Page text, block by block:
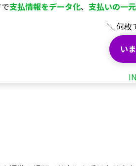
支払情報をデータ化、 支払いの一
＼ 何枚
い